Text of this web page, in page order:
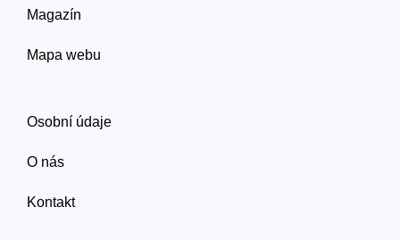
Magazín
Mapa webu
Osobní údaje
O nás
Kontakt